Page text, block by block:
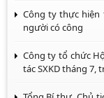
Công ty thực
người có công
Công ty tổ chức
tác SXKD tháng 7,